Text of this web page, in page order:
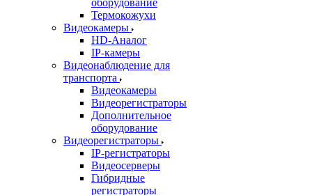
оборудование
Термокожухи
Видеокамеры
HD-Аналог
IP-камеры
Видеонаблюдение для
транспорта
Видеокамеры
Видеорегистраторы
Дополнительное
оборудование
Видеорегистраторы
IP-регистраторы
Видеосерверы
Гибридные
регистраторы